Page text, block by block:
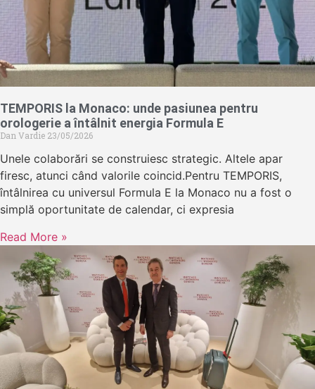
TEMPORIS la Monaco: unde pasiunea pentru
orologerie a întâlnit energia Formula E
Dan Vardie 23/05/2026
Unele colaborări se construiesc strategic. Altele apar
firesc, atunci când valorile coincid.Pentru TEMPORIS,
întâlnirea cu universul Formula E la Monaco nu a fost o
simplă oportunitate de calendar, ci expresia
Read More »